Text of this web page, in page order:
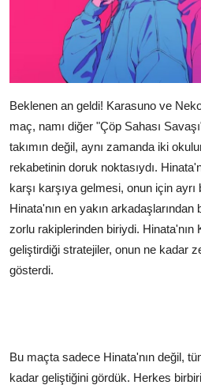
Beklenen an geldi! Karasuno ve
maç, namı diğer "Çöp Sahası
takımın değil, aynı zamanda iki
rekabetinin doruk noktasıydı.
karşı karşıya gelmesi, onun için
Hinata'nın en yakın
zorlu rakiplerinden biriydi. Hinata'nın
geliştirdiği stratejiler, onun ne kadar
gösterdi.
Bu maçta sadece Hinata'nın değil,
kadar geliştiğini gördük. Herkes